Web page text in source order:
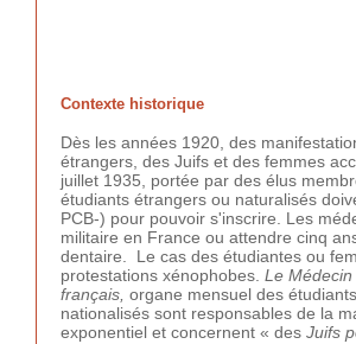
Contexte historique
Dès les années 1920, des
étrangers, des Juifs et des femmes
juillet 1935, portée par des élus
étudiants étrangers ou naturalisés
PCB-) pour pouvoir s'inscrire. Les
militaire en France ou attendre cinq
dentaire. Le cas des étudiantes ou
protestations xénophobes. Le Médecin
français, organe mensuel des
nationalisés sont responsables de la
exponentiel et concernent « des Juifs